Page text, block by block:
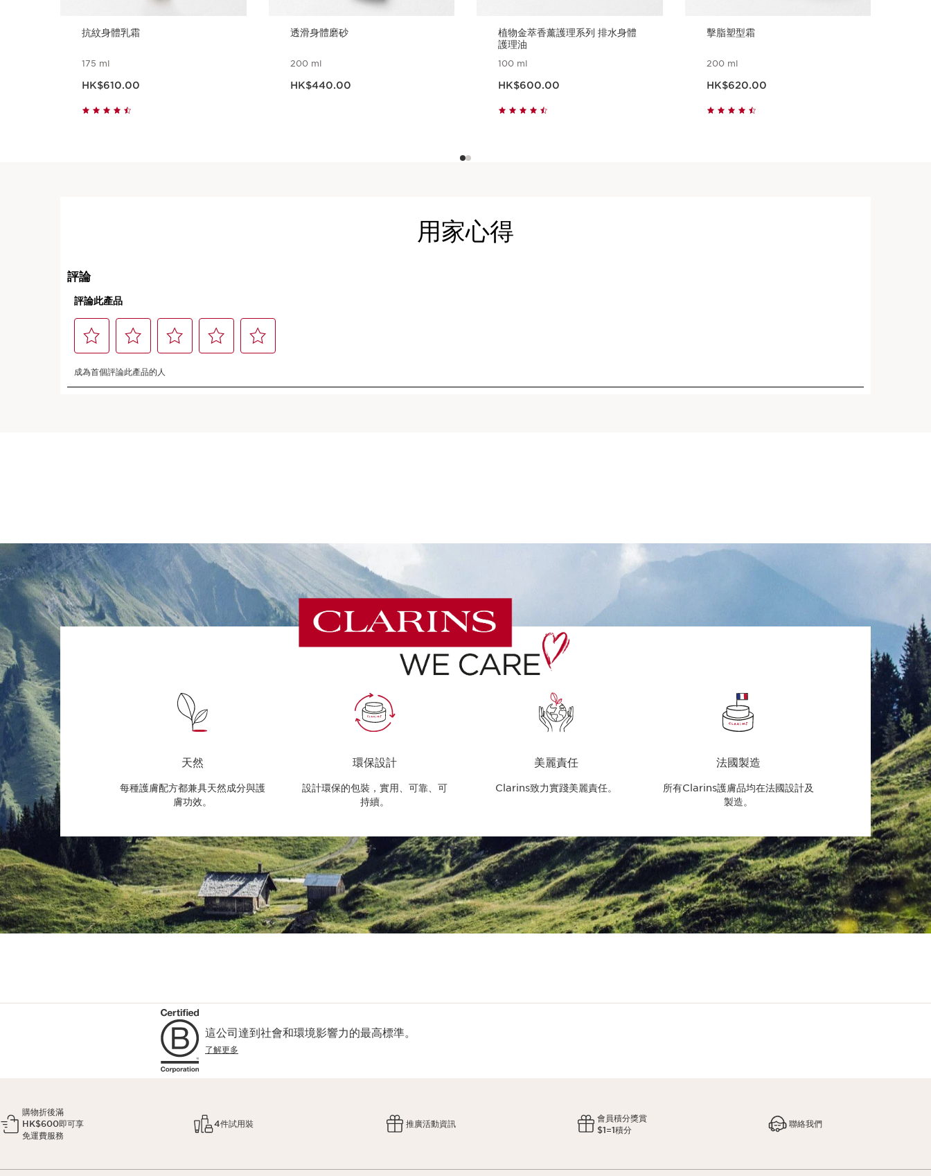
抗紋身體乳霜
175 ml
HK$610.00
透滑身體磨砂
200 ml
HK$440.00
植物金萃香薰護理系列 排水身體
護理油
100 ml
HK$600.00
擊脂塑型霜
200 ml
HK$620.00
用家心得
天然
每種護膚配方都兼具天然成分與護
膚功效。
環保設計
設計環保的包裝，實用、可靠、可
持續。
美麗責任
Clarins致力實踐美麗責任。
法國製造
所有Clarins護膚品均在法國設計及
製造。
這公司達到社會和環境影響力的最高標準。
了解更多
購物折後滿
HK$600即可享
免運費服務
4件試用裝 推廣活動資訊
會員積分獎賞
$1=1積分
聯絡我們